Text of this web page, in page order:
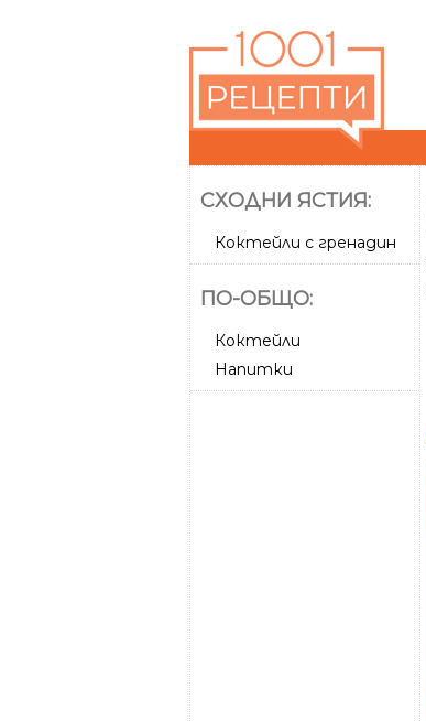
СХОДНИ ЯСТИЯ:
Коктейли с гренадин
ПО-ОБЩО:
Коктейли
Напитки